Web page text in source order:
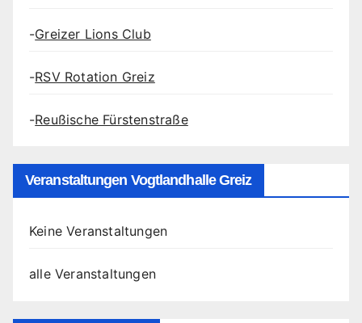
-Greizer Lions Club
-RSV Rotation Greiz
-Reußische Fürstenstraße
Veranstaltungen Vogtlandhalle Greiz
Keine Veranstaltungen
alle Veranstaltungen